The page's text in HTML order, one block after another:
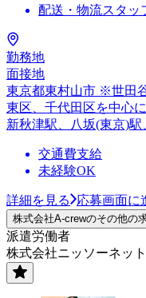
配送・物流スタッ
勤務地
面接地
東京都東村山市 ※世田
東区、千代田区を中心
新秋津駅、八坂(東京)
交通費支給
未経験OK
詳細を見る 応募画面に
株式会社A-crewのその他の
派遣労働者
株式会社ニッソーネッ